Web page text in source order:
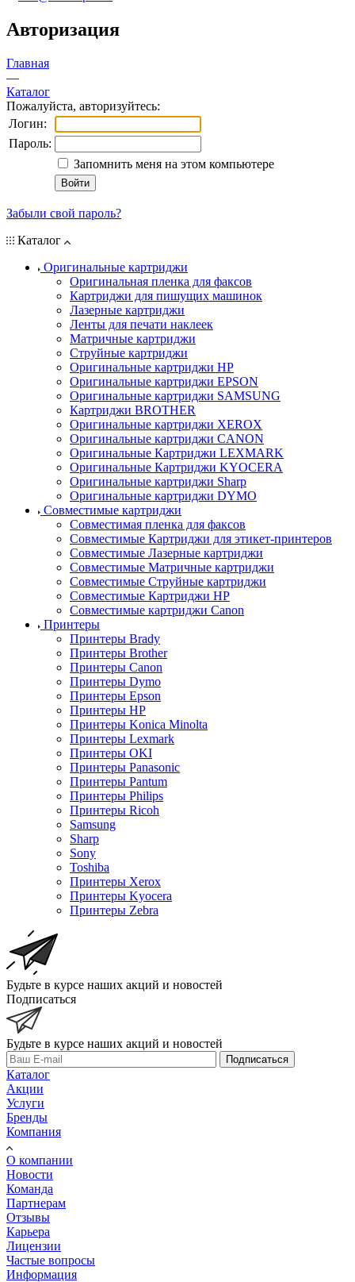
Авторизация
Главная
—
Каталог
Пожалуйста, авторизуйтесь:
Логин:
Пароль:
Запомнить меня на этом компьютере
Забыли свой пароль?
Каталог
Оригинальные картриджи
Оригинальная пленка для факсов
Картриджи для пишущих машинок
Лазерные картриджи
Ленты для печати наклеек
Матричные картриджи
Струйные картриджи
Оригинальные картриджи HP
Оригинальные картриджи EPSON
Оригинальные картриджи SAMSUNG
Картриджи BROTHER
Оригинальные картриджи XEROX
Оригинальные картриджи CANON
Оригинальные Картриджи LEXMARK
Оригинальные Картриджи KYOCERA
Оригинальные картриджи Sharp
Оригинальные картриджи DYMO
Совместимые картриджи
Совместимая пленка для факсов
Совместимые Картриджи для этикет-принтеров
Совместимые Лазерные картриджи
Совместимые Матричные картриджи
Совместимые Струйные картриджи
Совместимые Картриджи HP
Совместимые картриджи Canon
Принтеры
Принтеры Brady
Принтеры Brother
Принтеры Canon
Принтеры Dymo
Принтеры Epson
Принтеры HP
Принтеры Konica Minolta
Принтеры Lexmark
Принтеры OKI
Принтеры Panasonic
Принтеры Pantum
Принтеры Philips
Принтеры Ricoh
Samsung
Sharp
Sony
Toshiba
Принтеры Xerox
Принтеры Kyocera
Принтеры Zebra
Будьте в курсе наших акций и новостей
Подписаться
Будьте в курсе наших акций и новостей
Подписаться
Каталог
Акции
Услуги
Бренды
Компания
О компании
Новости
Команда
Партнерам
Отзывы
Карьера
Лицензии
Частые вопросы
Информация